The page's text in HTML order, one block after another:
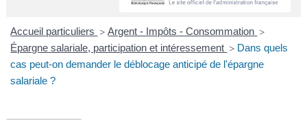
R
Accueil particuliers > Argent - Impôts - Consommation >
Épargne salariale, participation et intéressement > Dans quels
cas peut-on demander le déblocage anticipé de l'épargne
salariale ?